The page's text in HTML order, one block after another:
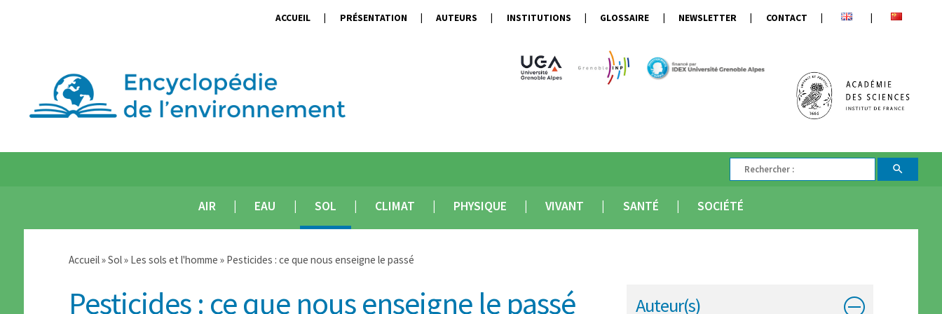
ACCUEIL PRÉSENTATION AUTEURS INSTITUTIONS GLOSSAIRE NEWSLETTER CONTACT
AIR EAU SOL CLIMAT PHYSIQUE VIVANT SANTÉ SOCIÉTÉ
Accueil»Sol» Les sols et l'homme » Pesticides : ce que nous enseigne le passé
Pesticides : ce que nous enseigne le passé Auteur(s)